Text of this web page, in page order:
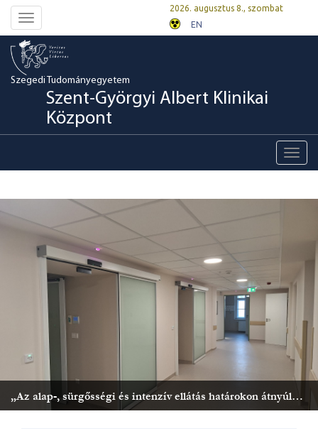
Toggle
navigation
2026. augusztus 8., szombat
EN
Szegedi Tudományegyetem
Szent-Györgyi Albert Klinikai
Központ
„Az alap-, sürgősségi és intenzív ellátás határokon átnyúló kapacitásainak megerősítése a Temes - Csongrád-Csanád együttműködési térségben” – ECBC - PEIC ROHU00472